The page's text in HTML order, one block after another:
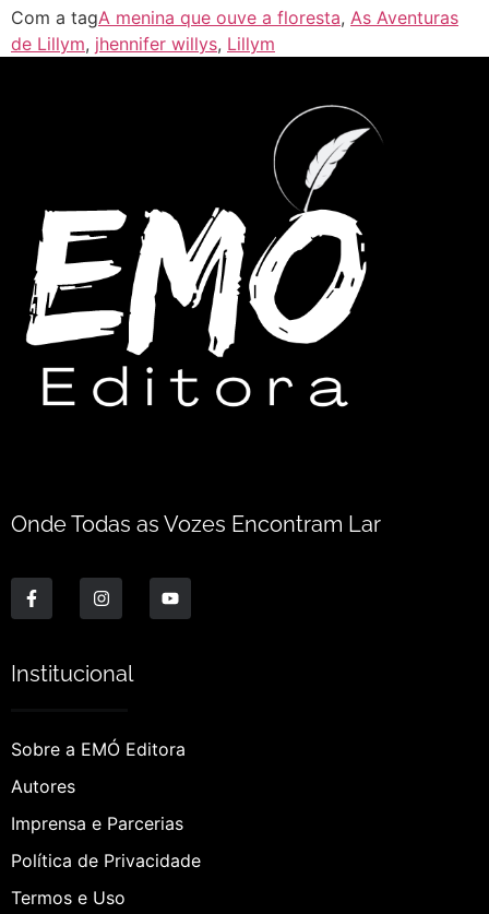
Com a tagA menina que ouve a floresta, As Aventuras
de Lillym, jhennifer willys, Lillym
Onde Todas as Vozes Encontram Lar
Institucional
Sobre a EMÓ Editora
Autores
Imprensa e Parcerias
Política de Privacidade
Termos e Uso